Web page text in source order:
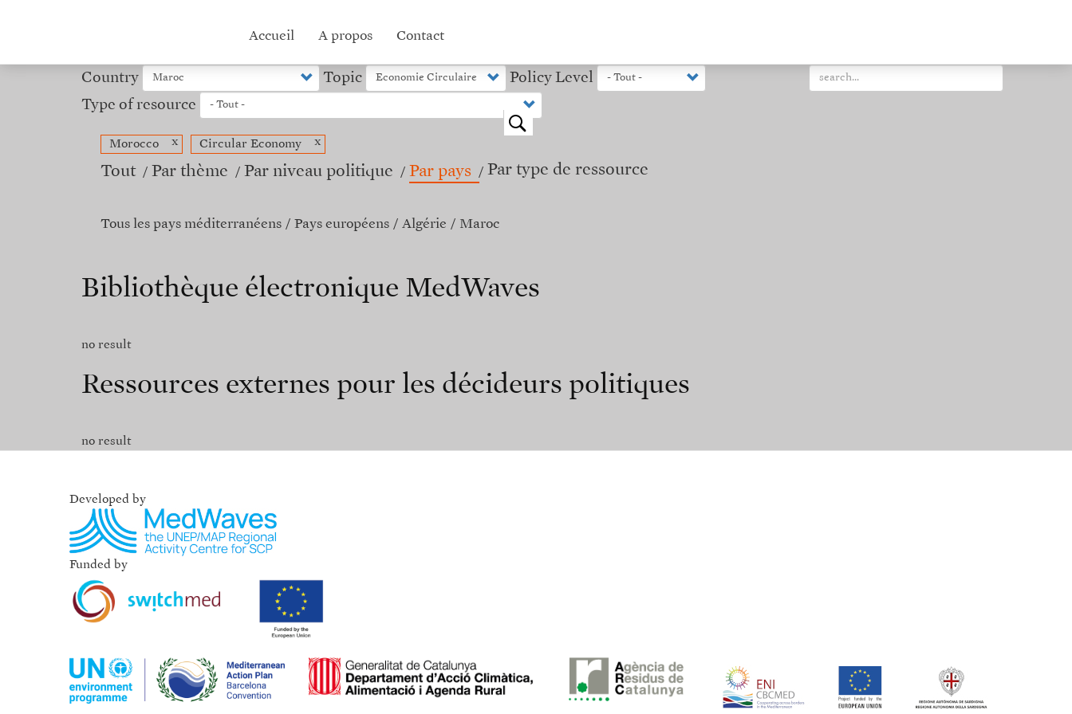
Hub
menu
Accueil A propos Contact
Country Topic
Policy Level
Type of resource
o
Morocco x Circular Economy x
Tout Par thème Par niveau politique Par pays Par type de ressource
Tous les pays méditerranéens Pays européens Algérie Maroc
Bibliothèque électronique MedWaves
no result
Ressources externes pour les décideurs politiques
no result
Developed by
Funded by